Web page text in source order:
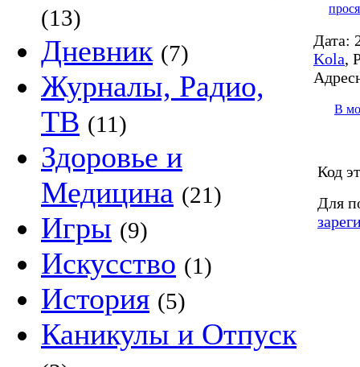
(13)
Дневник (7)
Журналы, Радио,
ТВ (11)
Здоровье и
Медицина (21)
Игры (9)
Искусство (1)
История (5)
Каникулы и Отпуск
Дата:
Kola,
В
Код
Для